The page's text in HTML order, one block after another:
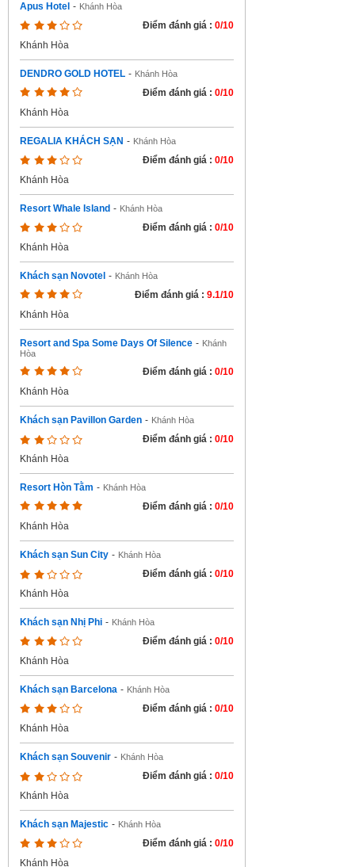
Apus Hotel - Khánh Hòa
Điểm đánh giá : 0/10
Khánh Hòa
DENDRO GOLD HOTEL - Khánh Hòa
Điểm đánh giá : 0/10
Khánh Hòa
REGALIA KHÁCH SẠN - Khánh Hòa
Điểm đánh giá : 0/10
Khánh Hòa
Resort Whale Island - Khánh Hòa
Điểm đánh giá : 0/10
Khánh Hòa
Khách sạn Novotel - Khánh Hòa
Điểm đánh giá : 9.1/10
Khánh Hòa
Resort and Spa Some Days Of Silence - Khánh
Hòa
Điểm đánh giá : 0/10
Khánh Hòa
Khách sạn Pavillon Garden - Khánh Hòa
Điểm đánh giá : 0/10
Khánh Hòa
Resort Hòn Tằm - Khánh Hòa
Điểm đánh giá : 0/10
Khánh Hòa
Khách sạn Sun City - Khánh Hòa
Điểm đánh giá : 0/10
Khánh Hòa
Khách sạn Nhị Phi - Khánh Hòa
Điểm đánh giá : 0/10
Khánh Hòa
Khách sạn Barcelona - Khánh Hòa
Điểm đánh giá : 0/10
Khánh Hòa
Khách sạn Souvenir - Khánh Hòa
Điểm đánh giá : 0/10
Khánh Hòa
Khách sạn Majestic - Khánh Hòa
Điểm đánh giá : 0/10
Khánh Hòa